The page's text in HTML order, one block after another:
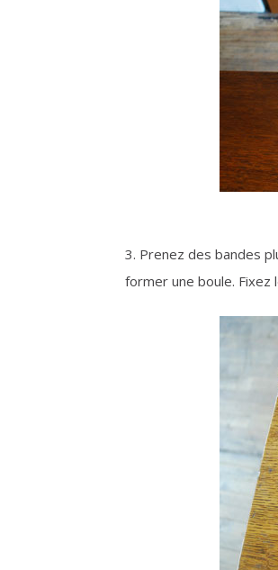
3. Prenez des bandes
former une boule. Fixez